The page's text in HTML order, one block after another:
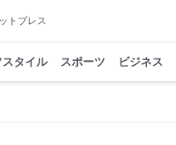
トプレス
スタイル スポーツ ビジネス